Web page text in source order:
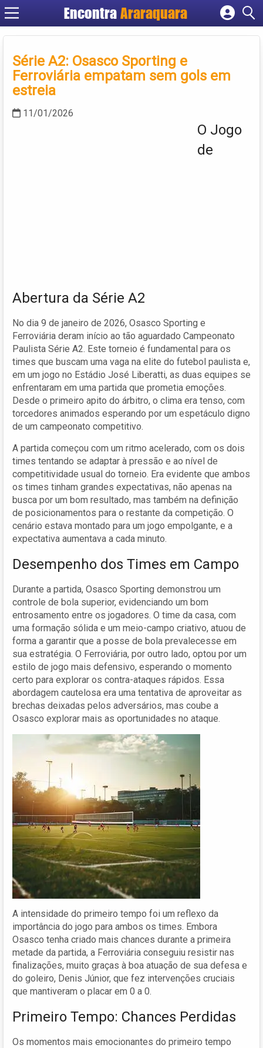
EncontraAraraquara
Cadastrar empresa
Criar conta
Série A2: Osasco Sporting e
Ferroviária empatam sem gols em
estreia
11/01/2026
O Jogo
de
Abertura da Série A2
No dia 9 de janeiro de 2026, Osasco Sporting e
Ferroviária deram início ao tão aguardado Campeonato
Paulista Série A2. Este torneio é fundamental para os
times que buscam uma vaga na elite do futebol paulista e,
em um jogo no Estádio José Liberatti, as duas equipes se
enfrentaram em uma partida que prometia emoções.
Desde o primeiro apito do árbitro, o clima era tenso, com
torcedores animados esperando por um espetáculo digno
de um campeonato competitivo.
A partida começou com um ritmo acelerado, com os dois
times tentando se adaptar à pressão e ao nível de
competitividade usual do torneio. Era evidente que ambos
os times tinham grandes expectativas, não apenas na
busca por um bom resultado, mas também na definição
de posicionamentos para o restante da competição. O
cenário estava montado para um jogo empolgante, e a
expectativa aumentava a cada minuto.
Desempenho dos Times em Campo
Durante a partida, Osasco Sporting demonstrou um
controle de bola superior, evidenciando um bom
entrosamento entre os jogadores. O time da casa, com
uma formação sólida e um meio-campo criativo, atuou de
forma a garantir que a posse de bola prevalecesse em
sua estratégia. O Ferroviária, por outro lado, optou por um
estilo de jogo mais defensivo, esperando o momento
certo para explorar os contra-ataques rápidos. Essa
abordagem cautelosa era uma tentativa de aproveitar as
brechas deixadas pelos adversários, mas coube a
Osasco explorar mais as oportunidades no ataque.
A intensidade do primeiro tempo foi um reflexo da
importância do jogo para ambos os times. Embora
Osasco tenha criado mais chances durante a primeira
metade da partida, a Ferroviária conseguiu resistir nas
finalizações, muito graças à boa atuação de sua defesa e
do goleiro, Denis Júnior, que fez intervenções cruciais
que mantiveram o placar em 0 a 0.
Primeiro Tempo: Chances Perdidas
Os momentos mais emocionantes do primeiro tempo